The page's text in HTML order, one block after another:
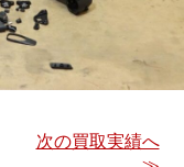
次の買取実績へ